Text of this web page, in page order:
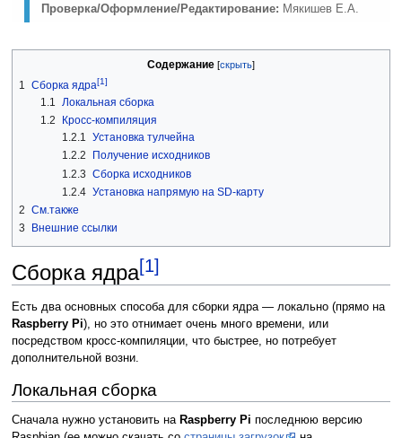
Проверка/Оформление/Редактирование: Мякишев Е.А.
Содержание
1 Сборка ядра[1]
1.1 Локальная сборка
1.2
Кросс-компиляция
1.2.1 Установка тулчейна
1.2.2
Получение исходников
1.2.3 Сборка исходников
1.2.4 Установка напрямую на SD-карту
2 См.также
3
Внешние ссылки
Сборка ядра[1]
Есть два основных способа для сборки ядра — локально (прямо на
Raspberry Pi), но это отнимает очень много времени, или
посредством кросс-компиляции, что быстрее, но потребует
дополнительной возни.
Локальная сборка
Сначала нужно установить на Raspberry Pi последнюю версию